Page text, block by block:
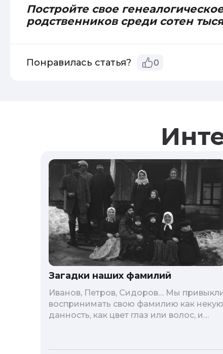
Постройте свое
родственников среди сотен
Понравилась статья? 0
Загадки наших фамилий
Иванов, Петров, Сидоров… Мы
воспринимать свою фамилию как некую
данность, как цвет глаз или волос, и
неблагозвучной или, наоборот,